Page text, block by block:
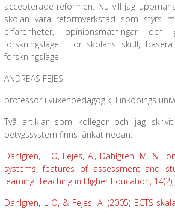
accepterade reformen. Nu vill jag
skolan vara reformverkstad som styrs
erfarenheter, opinionsmätningar
forskningsläget. För skolans skull,
forskningsläge.
ANDREAS FEJES
professor i vuxenpedagogik, Linköpings
Två artiklar som kollegor och jag
betygssystem finns länkat nedan.
Dahlgren, L-O, Fejes, A., Dahlgren, M. &
systems, features of assessment and
learning. Teaching in Higher Education,
Dahlgren, L-O, & Fejes, A. (2005) ECTS-